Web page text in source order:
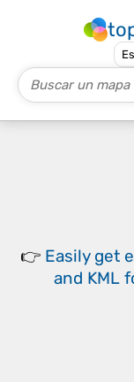
👉 Easily get
and KML